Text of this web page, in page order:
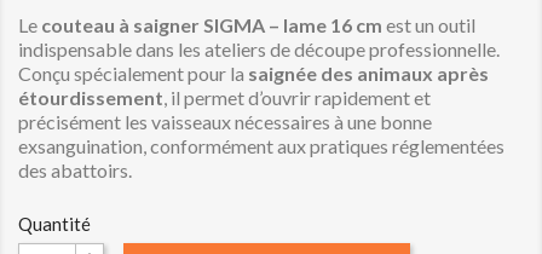
Le couteau à saigner SIGMA – lame 16 cm est un outil
indispensable dans les ateliers de découpe professionnelle.
Conçu spécialement pour la saignée des animaux après
étourdissement , il permet d’ouvrir rapidement et
précisément les vaisseaux nécessaires à une bonne
exsanguination, conformément aux pratiques réglementées
des abattoirs.
Quantité